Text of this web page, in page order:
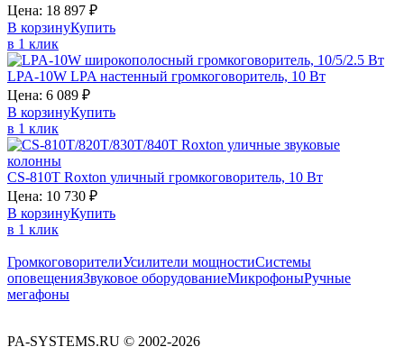
Цена: 18 897 ₽
В корзинуКупить
в 1 клик
LPA-10W LPA настенный громкоговоритель, 10 Вт
Цена: 6 089 ₽
В корзинуКупить
в 1 клик
CS-810T Roxton уличный громкоговоритель, 10 Вт
Цена: 10 730 ₽
В корзинуКупить
в 1 клик
ГромкоговорителиУсилители мощностиСистемы
оповещенияЗвуковое оборудованиеМикрофоныРучные
мегафоны
PA-SYSTEMS.RU © 2002-2026